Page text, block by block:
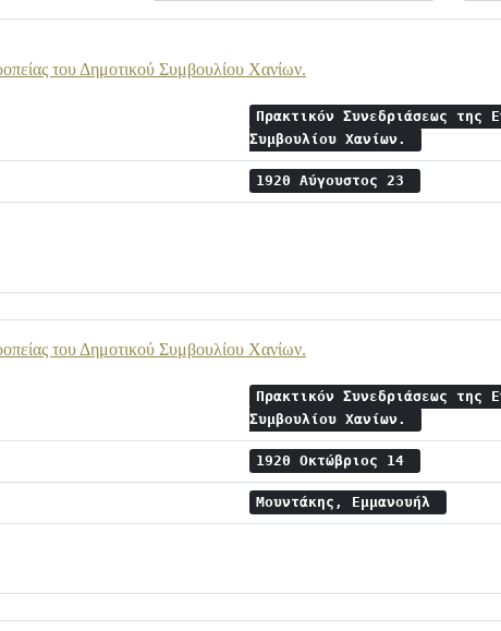
του Δημοτικού Συμβουλίου Χανίων.
Πρακτικόν Συνεδριάσεως της
Συμβουλίου Χανίων.
1920 Αύγουστος 23
του Δημοτικού Συμβουλίου Χανίων.
Πρακτικόν Συνεδριάσεως της
Συμβουλίου Χανίων.
1920 Οκτώβριος 14
Μουντάκης, Εμμανουήλ